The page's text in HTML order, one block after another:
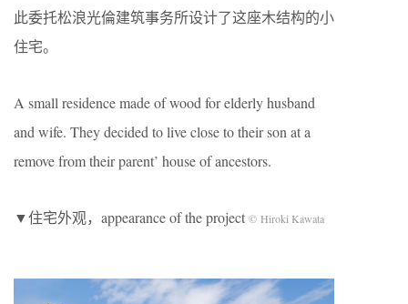
此委托松浪光倫建筑事务所设计了这座木结构的小
住宅。
A small residence made of wood for elderly husband
and wife. They decided to live close to their son at a
remove from their parent’ house of ancestors.
▼住宅外观，appearance of the project © Hiroki Kawata